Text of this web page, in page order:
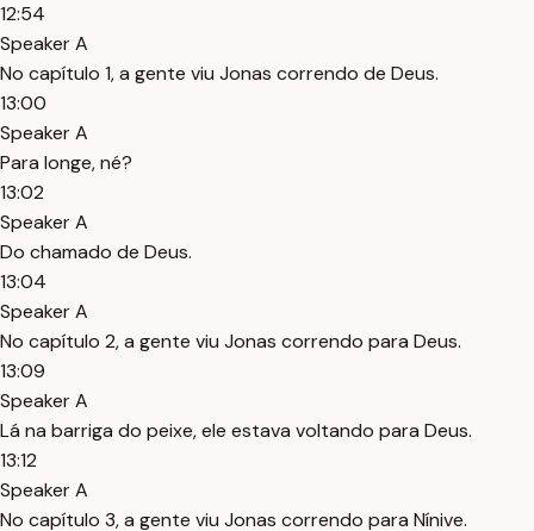
12:54
Speaker A
No capítulo 1, a gente viu Jonas correndo de Deus.
13:00
Speaker A
Para longe, né?
13:02
Speaker A
Do chamado de Deus.
13:04
Speaker A
No capítulo 2, a gente viu Jonas correndo para Deus.
13:09
Speaker A
Lá na barriga do peixe, ele estava voltando para Deus.
13:12
Speaker A
No capítulo 3, a gente viu Jonas correndo para Nínive.